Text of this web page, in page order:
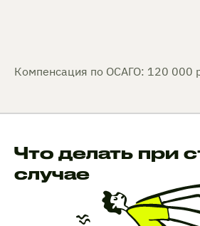
Компенсация по ОСАГО: 120 000
Что делать при
случае